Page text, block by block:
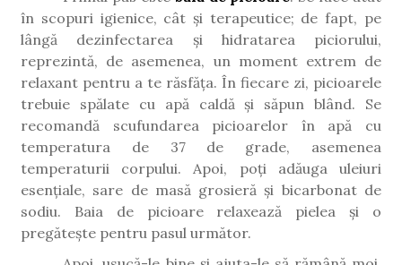
în scopuri igienice, cât și terapeutice; de fapt, pe
lângă dezinfectarea și hidratarea piciorului,
reprezintă, de asemenea, un moment extrem de
relaxant pentru a te răsfăța. În fiecare zi, picioarele
trebuie spălate cu apă caldă și săpun blând. Se
recomandă scufundarea picioarelor în apă cu
temperatura de 37 de grade, asemenea
temperaturii corpului. Apoi, poți adăuga uleiuri
esențiale, sare de masă grosieră și bicarbonat de
sodiu.
Baia de picioare relaxează pielea și o
pregătește pentru pasul următor.